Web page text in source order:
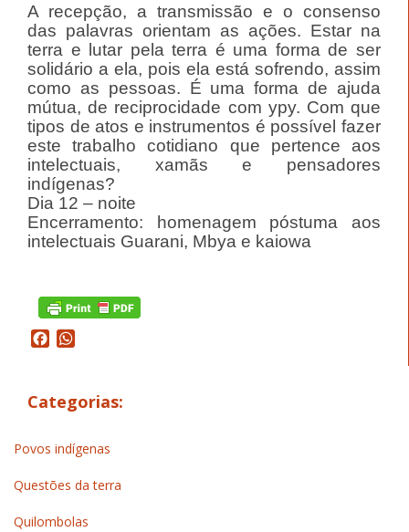
A recepção, a transmissão e o consenso
das palavras orientam as ações. Estar na
terra e lutar pela terra é uma forma de ser
solidário a ela, pois ela está sofrendo, assim
como as pessoas. É uma forma de ajuda
mútua, de reciprocidade com ypy. Com que
tipos de atos e instrumentos é possível fazer
este trabalho cotidiano que pertence aos
intelectuais, xamãs e pensadores
indígenas?
Dia 12 – noite
Encerramento: homenagem póstuma aos
intelectuais Guarani, Mbya e kaiowa
Facebook
Categorias:
Povos indígenas
Questões da terra
Quilombolas